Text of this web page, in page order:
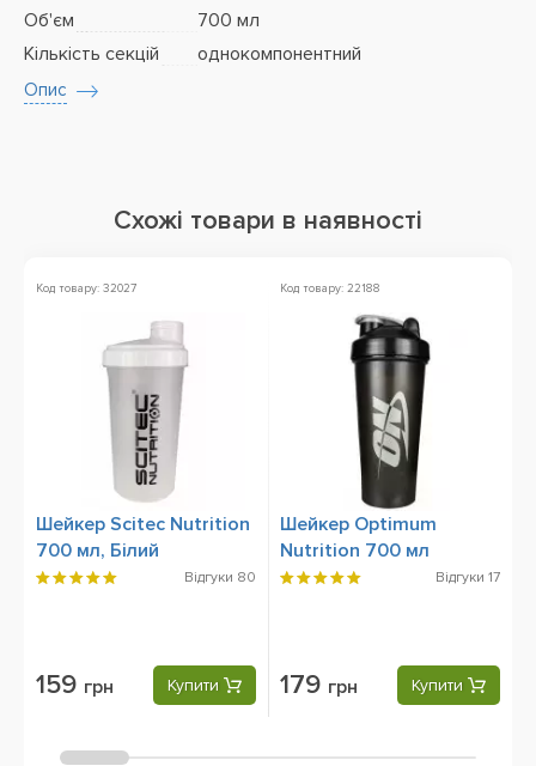
Об'єм
700 мл
Кількість секцій
однокомпонентний
Опис
Схожі товари в наявності
Код товару: 32027
Шейкер Scitec Nutrition
700 мл, Білий
Відгуки 80
159 грн Купити
Код товару: 22188
Шейкер Optimum
Nutrition 700 мл
Відгуки 17
179 грн Купити